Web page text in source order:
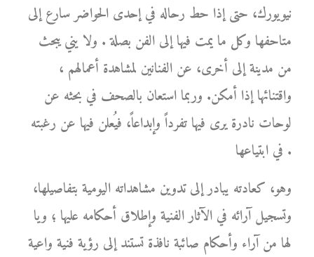
نيويورك، حتى إذا حط رحاله في إحدى الحواضر سارع إلى
متاحفها وكل ما يمت فيها إلى الفن بصلة . ولا يني يبحث
من مدينة إلى أخرى، عن الفنانين لمشاهدة أعمالهم ،
واقتنائها إذا أمكن. وربما استعان بالصحف في بحثه عن
لوحات نادرة يرى فيها تفرداً وإبداعاً، فيُعلن فيها عن رغبته
في ابتياعها .
وهو، كعادته يبادر إلى تدوين مشاهداته اليومية بتفاصيلها،
وتسجيل آرائه في الآثار الفنية وإطلاق أحكامه عليها ؛ ويا
لها من آراء وأحكام صائبة نافذة تستند إلى رؤية فنية واعية